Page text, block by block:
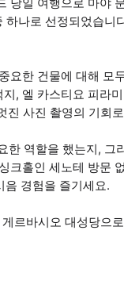
나로 선정되었습니
요한 건물에 대해 모
, 엘 카스티요 피라
진 사진 촬영의 기회
한 역할을 했는지, 그
크홀인 세노테 방문
음 경험을 즐기세요.
르바시오 대성당으